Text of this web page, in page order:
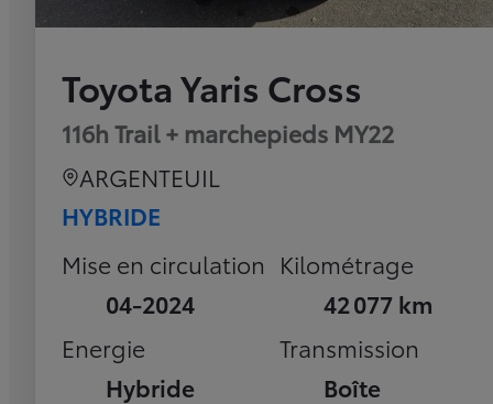
Toyota Yaris Cross
116h Trail + marchepieds MY22
ARGENTEUIL
HYBRIDE
Mise en circulation
04-2024
Kilométrage
42 077 km
Energie
Hybride
Transmission
Boîte